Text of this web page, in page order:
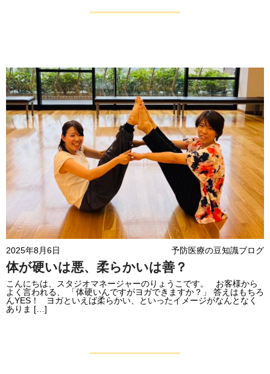
2025年8月6日 予防医療の豆知識ブログ
体が硬いは悪、柔らかいは善？
こんにちは、スタジオマネージャーのりょうこです。 お客様から
よく言われる、 「体硬いんですがヨガできますか？」 答えはもちろ
んYES！ ヨガといえば柔らかい、といったイメージがなんとなく
ありま […]